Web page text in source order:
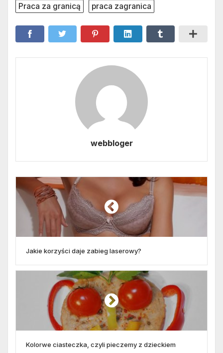
Praca za granicą
praca zagranica
webbloger
Jakie korzyści daje zabieg laserowy?
Kolorwe ciasteczka, czyli pieczemy z dzieckiem